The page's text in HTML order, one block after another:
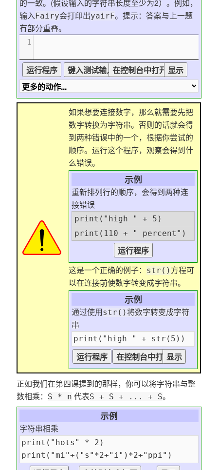
的一致。(假设输入的字符串长度至少为2）。例如，
输入Fairy会打印出yairF。提示：答案与上一题
有部分重叠。
1
如果想要连接数字，那么就需要先把
数字转换为字符串。否则的话就会得
到两种错误中的一个，根据你尝试的
顺序。运行这个程序，观察会得到什
么错误。
示例
重新排列行的顺序，会得到两种连
接错误
print("high " + 5)
print(110 + " percent")
这是一个正确的例子： str() 方程可
以在连接前使数字转变成字符串。
示例
通过使用str()将数字转变成字符
串
正如我们在第四课提到的那样，你可以将字符串与整
数相乘：
S * n 代表S + S + ... + S。
示例
字符串相乘